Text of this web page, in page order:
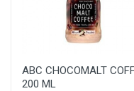
ABC CHOCOMALT
200 ML